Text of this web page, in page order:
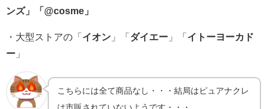
ンズ」「@cosme」
・大型ストアの「 イオン 」「 ダイエー 」「 イトーヨーカド
ー 」
こちらには全て商品なし・・・結局はピュアナクレ